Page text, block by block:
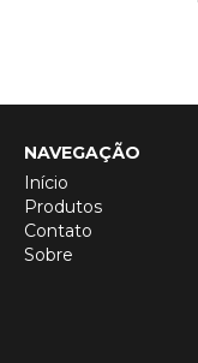
NAVEGAÇÃO
Início
Produtos
Contato
Sobre